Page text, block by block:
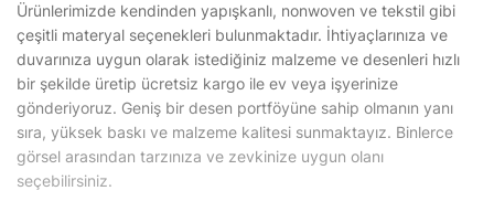
Ürünlerimizde kendinden yapışkanlı, nonwoven ve tekstil gibi
çeşitli materyal seçenekleri bulunmaktadır. İhtiyaçlarınıza ve
duvarınıza uygun olarak istediğiniz malzeme ve desenleri hızlı
bir şekilde üretip ücretsiz kargo ile ev veya işyerinize
gönderiyoruz. Geniş bir desen portföyüne sahip olmanın yanı
sıra, yüksek baskı ve malzeme kalitesi sunmaktayız. Binlerce
görsel arasından tarzınıza ve zevkinize uygun olanı
seçebilirsiniz.